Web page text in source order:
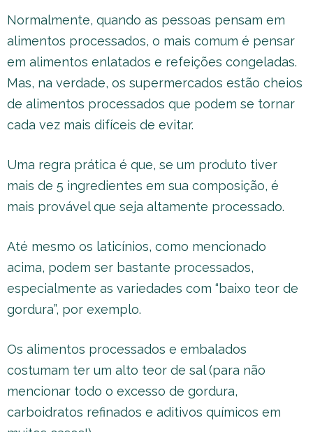
Normalmente, quando as pessoas pensam em
alimentos processados, o mais comum é pensar
em alimentos enlatados e refeições congeladas.
Mas, na verdade, os supermercados estão cheios
de alimentos processados ​​que podem se tornar
cada vez mais difíceis de evitar.
Uma regra prática é que, se um produto tiver
mais de 5 ingredientes em sua composição, é
mais provável que seja altamente processado.
Até mesmo os laticínios, como mencionado
acima, podem ser bastante processados,
especialmente as variedades com “baixo teor de
gordura”, por exemplo.
Os alimentos processados ​​e embalados
costumam ter um alto teor de sal (para não
mencionar todo o excesso de gordura,
carboidratos refinados e aditivos químicos em